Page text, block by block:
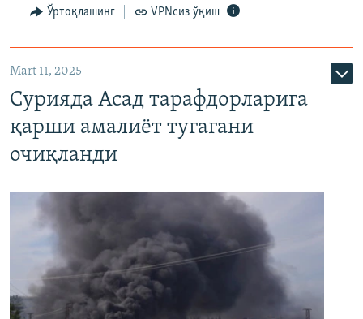
Ўртоқлашинг VPNсиз ўқиш
Mart 11, 2025
Сурияда Асад тарафдорларига
қарши амалиёт тугагани
очиқланди